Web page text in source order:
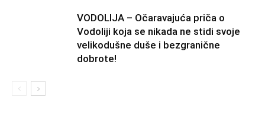
VODOLIJA – Očaravajuća priča o
Vodoliji koja se nikada ne stidi svoje
velikodušne duše i bezgranične
dobrote!